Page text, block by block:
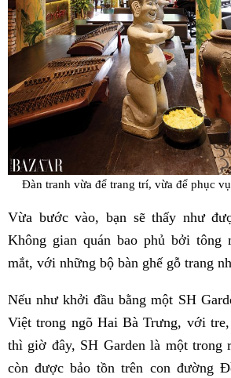
Đàn tranh vừa để trang trí, vừa để phục
Vừa bước vào, bạn sẽ thấy như
Không gian quán bao phủ bởi tông
mắt, với những bộ bàn ghế gỗ trang
Nếu như khởi đầu bằng một SH
Việt trong ngõ Hai Bà Trưng, với
thì giờ đây, SH Garden là một trong
còn được bảo tồn trên con đường